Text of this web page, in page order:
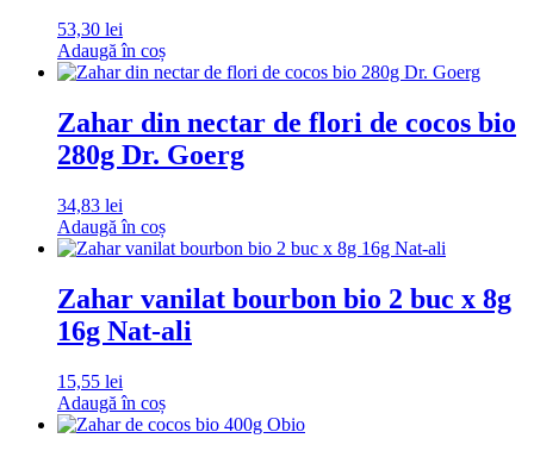
53,30 lei
Adaugă în coș
Zahar din nectar de flori de cocos bio
280g Dr. Goerg
34,83 lei
Adaugă în coș
Zahar vanilat bourbon bio 2 buc x 8g
16g Nat-ali
15,55 lei
Adaugă în coș